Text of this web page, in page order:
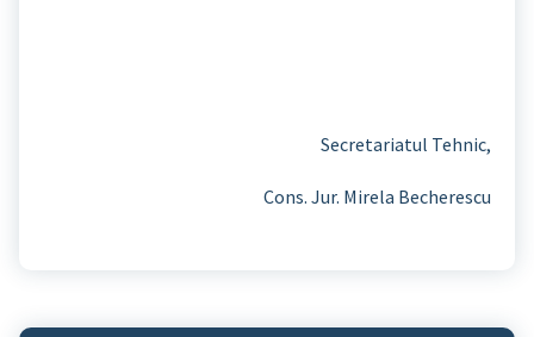
Secretariatul Tehnic,
Cons. Jur. Mirela Becherescu